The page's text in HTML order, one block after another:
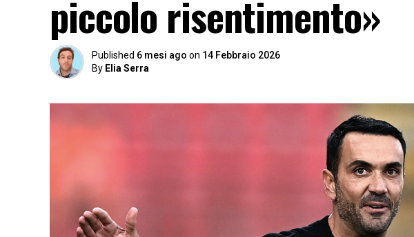
piccolo risentimento»
Published 6 mesi ago on 14 Febbraio 2026
By Elia Serra